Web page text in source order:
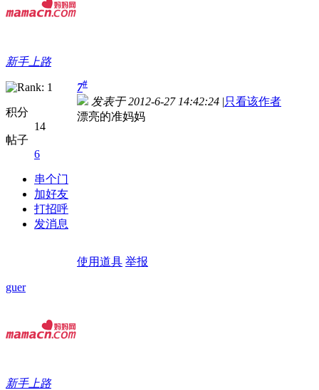
新手上路
积分
14
帖子
6
串个门
加好友
打招呼
发消息
7#
发表于 2012-6-27 14:42:24 |只看该作者
漂亮的准妈妈
使用道具 举报
guer
新手上路